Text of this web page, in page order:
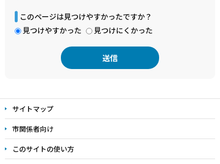
このページは見つけやすかったですか？
見つけやすかった
見つけにくかった
文
こ
こ
ま
で
サイトマップ
市関係者向け
このサイトの使い方